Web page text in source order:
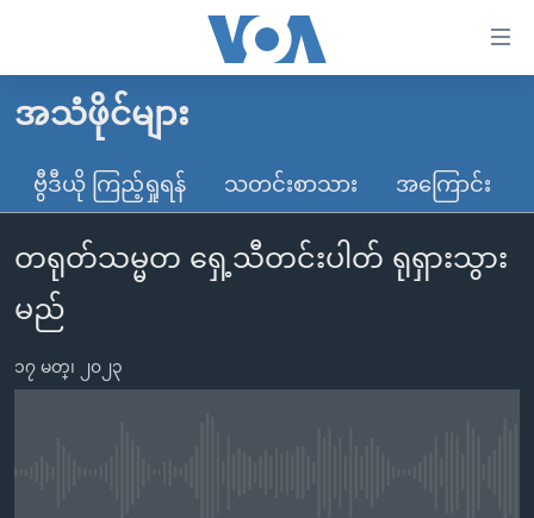
လွယ်ကူ
သည့်
များ
ပင်မ
သို့
မူလစာမျက်နှာ
မြန်မာ
ကမ္ဘာ့သတင်းများ
နိုင်ငံတကာ
အမေရိကန်
အစ္စရေး-ပါလက်စတိုင်း
ဗွီဒီယို
သတင်းလွတ်လပ်ခွင့်
ရပ်ဝန်းတခု လမ်းတခု အလွန်
အင်္ဂလိပ်စာလေ့လာမယ်
အသံဖိုင်များ
ဗွီဒီယို ကြည့်ရှုရန် သတင်းစာသား အကြောင်း
တရုတ်သမ္မတ ရှေ့သီတင်းပါတ် ရုရှားသွား
မည်
၁၇ မတ္၊ ၂၀၂၃